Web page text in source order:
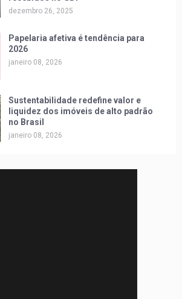
dezembro 26, 2025
Papelaria afetiva é tendência para
2026
janeiro 08, 2026
Sustentabilidade redefine valor e
liquidez dos imóveis de alto padrão
no Brasil
janeiro 08, 2026